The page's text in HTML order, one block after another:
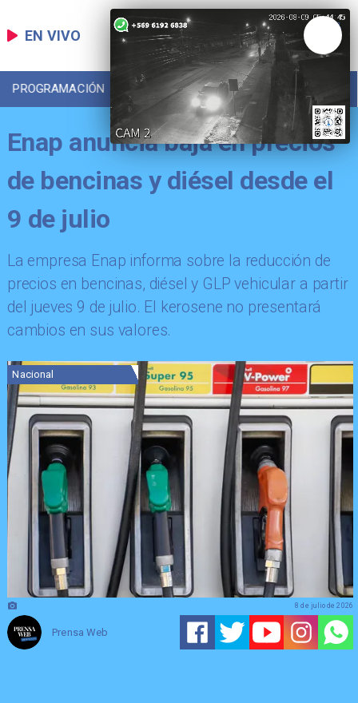
EN VIVO
PROGRAMACIÓN LOCAL DEPORTES
Enap anuncia baja en precios
de bencinas y diésel desde el
9 de julio
La empresa Enap informa sobre la reducción de
precios en bencinas, diésel y GLP vehicular a partir
del jueves 9 de julio. El kerosene no presentará
cambios en sus valores.
Nacional
Prensa Web
8 de julio de 2026